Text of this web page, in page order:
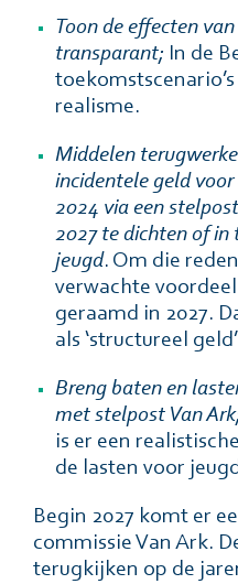
Toon de effecten
transparant; In de
realisme.
Middelen
incidentele geld
2024 via een
2027 te dichten of
jeugd. Om die
verwachte
geraamd in 2027.
als ‘structureel
Breng baten en
met stelpost Van
is er een
de lasten voor
Begin 2027 komt er
commissie Van Ark.
terugkijken op de